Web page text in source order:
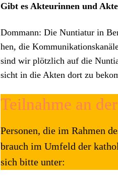
Gibt es Akteurin­nen und
Dom­mann: Die Nun­tiatur in
hen, die
sind wir plöt­zlich auf die
sicht in die Akten dort zu
Teilnahme an
Per­so­n­en, die im Rah­men
brauch im Umfeld der
sich bitte unter: